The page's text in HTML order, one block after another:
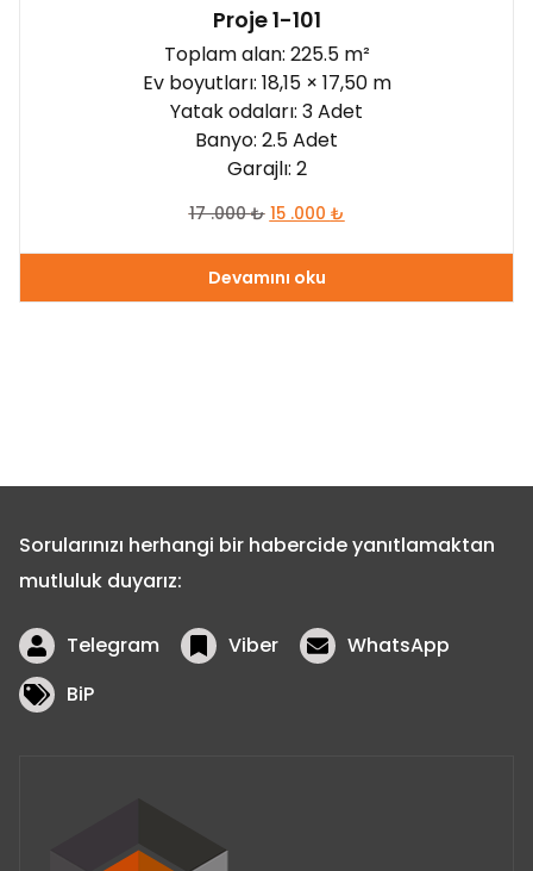
Proje 1-101
Toplam alan: 225.5 m²
Ev boyutları: 18,15 × 17,50 m
Yatak odaları: 3 Adet
Banyo: 2.5 Adet
Garajlı: 2
17 .000₺ 15 .000 ₺
Devamını oku
Sorularınızı herhangi bir habercide yanıtlamaktan
mutluluk duyarız:
Telegram Viber
WhatsApp
BiP